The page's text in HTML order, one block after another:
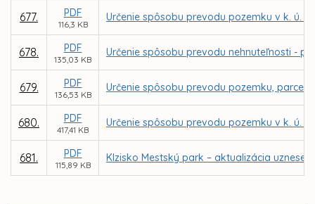
677. PDF
116,3 KB
Určenie spôsobu prevodu pozemku v k. ú.
678. PDF
135,03 KB
Určenie spôsobu prevodu nehnuteľnosti -
679. PDF
136,53 KB
Určenie spôsobu prevodu pozemku,
680. PDF
417,41 KB
Určenie spôsobu prevodu pozemku v k. ú.
681. PDF
115,89 KB
Klzisko Mestský park – aktualizácia